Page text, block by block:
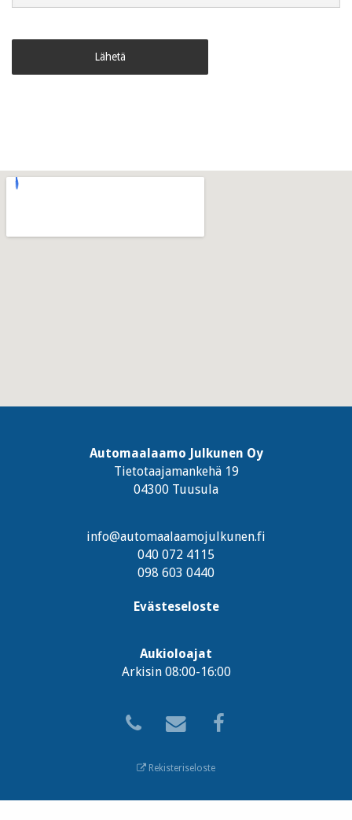
Automaalaamo Julkunen Oy
Tietotaajamankehä 19
04300 Tuusula
info@automaalaamojulkunen.fi
040 072 4115
098 603 0440
Evästeseloste
Aukioloajat
Arkisin 08:00-16:00
Rekisteriseloste